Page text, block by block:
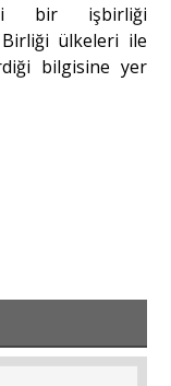
bir işbirliği
ülkeleri ile
bilgisine yer